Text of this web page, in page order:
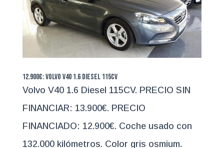
12.900€: Volvo V40 1.6 Diesel 115CV
Volvo V40 1.6 Diesel 115CV. PRECIO SIN
FINANCIAR: 13.900€. PRECIO
FINANCIADO: 12.900€. Coche usado con
132.000 kilómetros. Color gris osmium.